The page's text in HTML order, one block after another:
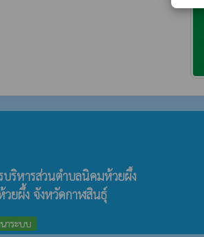
บริหารส่วนตำบลนิคมห้วยผึ้ง
วยผึ้ง จังหวัดกาฬสินธุ์
าระบบ